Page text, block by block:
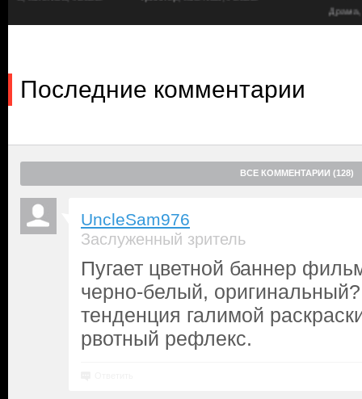
Драма, Биографический,
Последние комментарии
ВСЕ КОММЕНТАРИИ (128)
UncleSam976
Заслуженный зритель
Пугает цветной баннер
черно-белый,
тенденция галимой
рвотный рефлекс.